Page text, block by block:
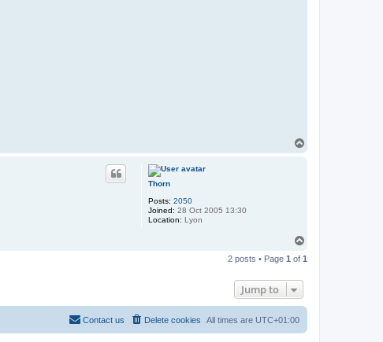
Thorn
Posts: 2050
Joined: 28 Oct 2005 13:30
Location: Lyon
p
2 posts • Page 1 of 1
Jump to
All times are UTC+01:00
Delete cookies
Contact us